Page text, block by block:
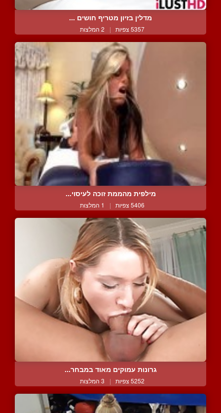
מדלין בזיון מטריף חושים ...
5357 צפיות | 2 המלצות
מילפית מהממת זוכה לעיסוי...
5406 צפיות | 1 המלצות
גרונות עמוקים מאוד במבחר...
5252 צפיות | 3 המלצות